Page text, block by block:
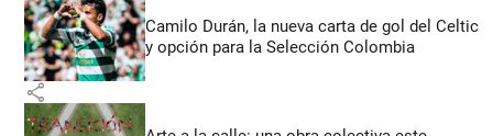
Camilo Durán, la nueva carta de gol del Celtic
y opción para la Selección Colombia
share